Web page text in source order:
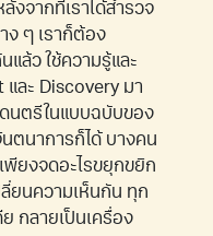
จากที่เราได้สำรวจ
ง ๆ เราก็ต้อง
แล้ว ใช้ความรู้และ
ละ Discovery มา
นตรีในแบบฉบับของ
นตนาการก็ได้ บางคน
พียงจดอะไรขยุกขยิก
ยนความเห็นกัน ทุก
กลายเป็นเครื่อง